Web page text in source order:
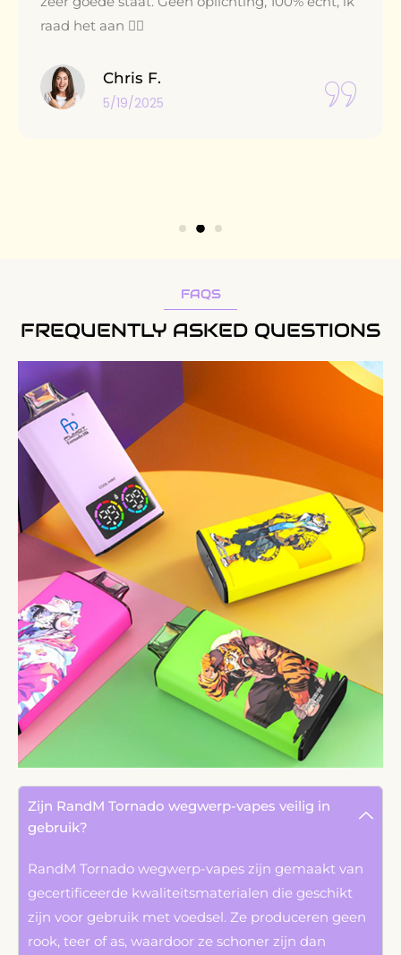
raad het aan 👌🏽
Chris F.
5/19/2025
FAQS
FREQUENTLY ASKED QUESTIONS
Zijn RandM Tornado wegwerp-vapes veilig in
gebruik?
RandM Tornado wegwerp-vapes zijn gemaakt van
gecertificeerde kwaliteitsmaterialen die geschikt
zijn voor gebruik met voedsel. Ze produceren geen
rook, teer of as, waardoor ze schoner zijn dan